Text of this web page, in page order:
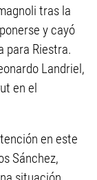
tras la
y cayó
para Riestra.
Landriel,
en el
en este
Sánchez,